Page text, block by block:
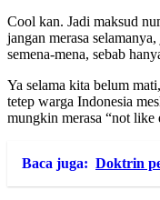
Cool kan. Jadi maksud
jangan merasa
semena-mena, sebab
Ya selama kita belum
tetep warga Indonesia
mungkin merasa “not like
Baca juga: Doktrin